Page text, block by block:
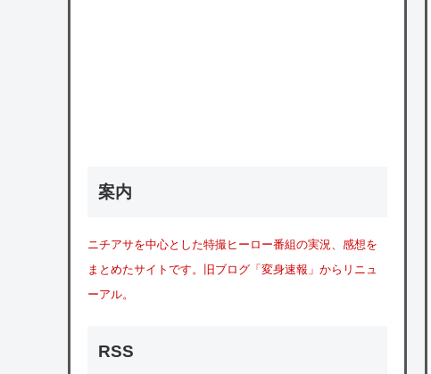
案内
ニチアサを中心とした特撮ヒーロー番組の実況、感想を
まとめたサイトです。旧ブログ「変身速報」からリニュ
ーアル。
RSS